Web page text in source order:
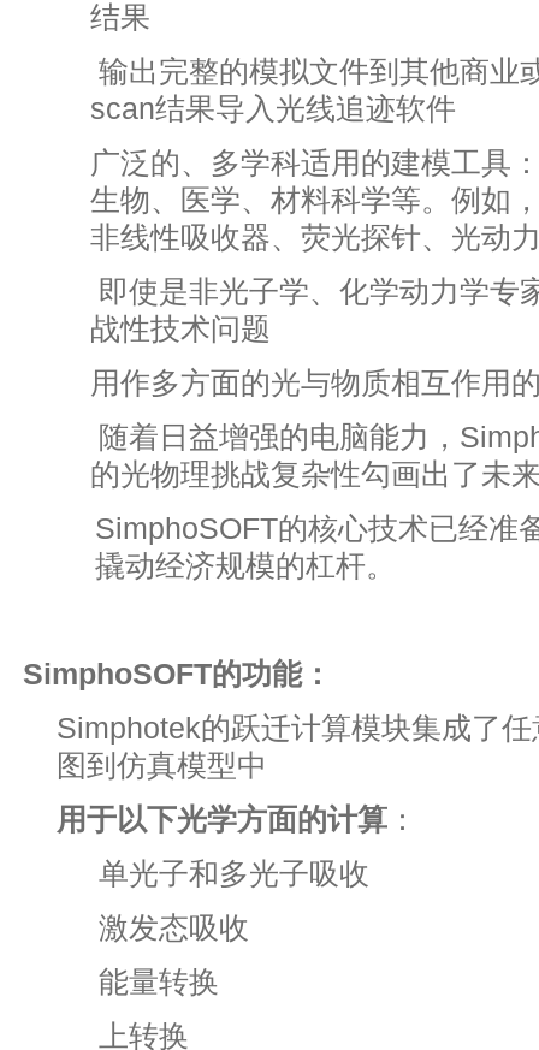
结果
输出完整的模拟文件到其他商业
scan结果导入光线追迹软件
广泛的、多学科适用的建模工具
生物、医学、材料科学等。例如
非线性吸收器、荧光探针、光动
即使是非光子学、化学动力学专
战性技术问题
用作多方面的光与物质相互作用
随着日益增强的电脑能力，
的光物理挑战复杂性勾画出了未
SimphoSOFT的核心技术已经准
撬动经济规模的杠杆。
SimphoSOFT的功能：
Simphotek的跃迁计算模块集成了
图到仿真模型中
用于以下光学方面的计算 ：
单光子和多光子吸收
激发态吸收
能量转换
上转换